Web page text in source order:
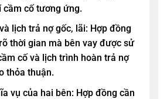
cầm cố tương ứng.
lịch trả nợ gốc, lãi: Hợp đồng
thời gian mà bên vay được sử
cố và lịch trình hoàn trả nợ
thỏa thuận.
vụ của hai bên: Hợp đồng cần